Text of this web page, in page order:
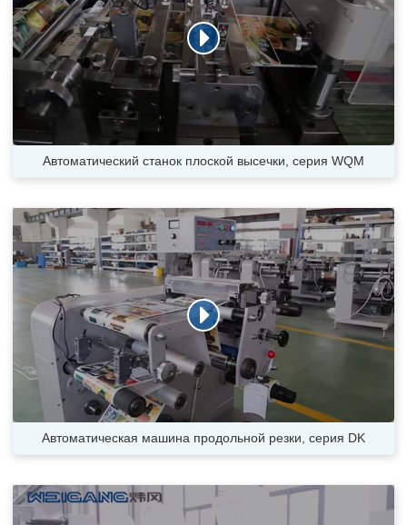
Автоматический станок плоской высечки, серия WQM
Автоматическая машина продольной резки, серия DK